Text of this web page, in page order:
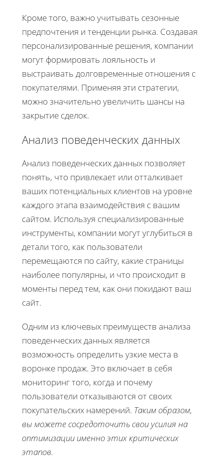
Кроме того, важно учитывать сезонные
предпочтения и тенденции рынка. Создавая
персонализированные решения, компании
могут формировать лояльность и
выстраивать долговременные отношения с
покупателями. Применяя эти стратегии,
можно значительно увеличить шансы на
закрытие сделок.
Анализ поведенческих данных
Анализ поведенческих данных позволяет
понять, что привлекает или отталкивает
ваших потенциальных клиентов на уровне
каждого этапа взаимодействия с вашим
сайтом. Используя специализированные
инструменты, компании могут углубиться в
детали того, как пользователи
перемещаются по сайту, какие страницы
наиболее популярны, и что происходит в
моменты перед тем, как они покидают ваш
сайт.
Одним из ключевых преимуществ анализа
поведенческих данных является
возможность определить узкие места в
воронке продаж. Это включает в себя
мониторинг того, когда и почему
пользователи отказываются от своих
покупательских намерений. Таким образом,
вы можете сосредоточить свои усилия на
оптимизации именно этих критических
этапов.